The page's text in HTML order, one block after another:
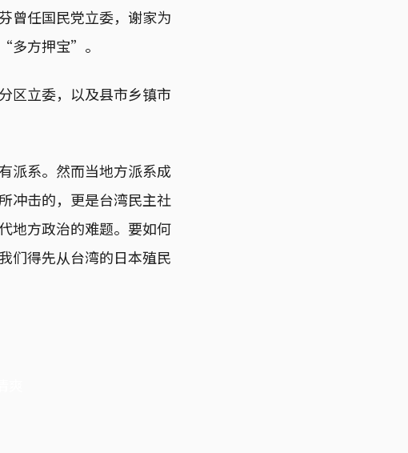
曾任国民党立委，谢家为
多方押宝”。
区立委，以及县市乡镇市
派系。然而当地方派系成
冲击的，更是台湾民主社
地方政治的难题。要如何
们得先从台湾的日本殖民